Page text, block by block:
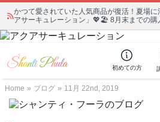
かつて愛されていた人気商品が復活！夏場
アサーキュレーション」💖🏖️ 8月末までの購
初めての方
Home » ブログ » 11月 22nd, 2019